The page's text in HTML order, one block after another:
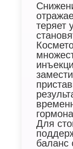
теряет
Для
баланс